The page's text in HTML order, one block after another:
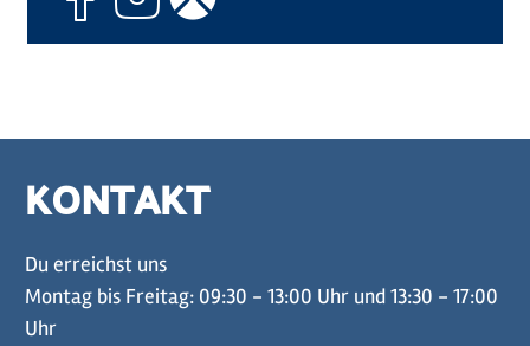
KONTAKT
Du erreichst uns
Montag bis Freitag: 09:30 - 13:00 Uhr und 13:30 - 17:00
Uhr